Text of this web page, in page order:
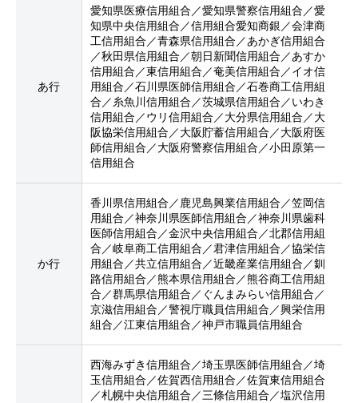
あ行
愛知県医療信用組合／愛知県警察信用組合／愛
知県中央信用組合／信用組合愛知商銀／会津商
工信用組合／青森県信用組合／あかぎ信用組合
／秋田県信用組合／朝日新聞信用組合／あすか
信用組合／東信用組合／奄美信用組合／イオ信
用組合／石川県医師信用組合／石巻商工信用組
合／糸魚川信用組合／茨城県信用組合／いわき
信用組合／ウリ信用組合／大分県信用組合／大
阪協栄信用組合／大阪貯蓄信用組合／大阪府医
師信用組合／大阪府警察信用組合／小田原第一
信用組合
か行
香川県信用組合／鹿児島興業信用組合／笠岡信
用組合／神奈川県医師信用組合／神奈川県歯科
医師信用組合／金沢中央信用組合／北郡信用組
合／岐阜商工信用組合／君津信用組合／協栄信
用組合／共立信用組合／近畿産業信用組合／釧
路信用組合／熊本県信用組合／熊谷商工信用組
合／群馬県信用組合／ぐんまみらい信用組合／
京滋信用組合／警視庁職員信用組合／興栄信用
組合／江東信用組合／神戸市職員信用組合
西海みずき信用組合／埼玉県医師信用組合／埼
玉信用組合／佐賀西信用組合／佐賀東信用組合
／札幌中央信用組合／三條信用組合／塩沢信用